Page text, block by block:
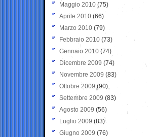
Maggio 2010 (75)
Aprile 2010 (66)
Marzo 2010 (79)
Febbraio 2010 (73)
Gennaio 2010 (74)
Dicembre 2009 (74)
Novembre 2009 (83)
Ottobre 2009 (90)
Settembre 2009 (83)
Agosto 2009 (56)
Luglio 2009 (83)
Giugno 2009 (76)